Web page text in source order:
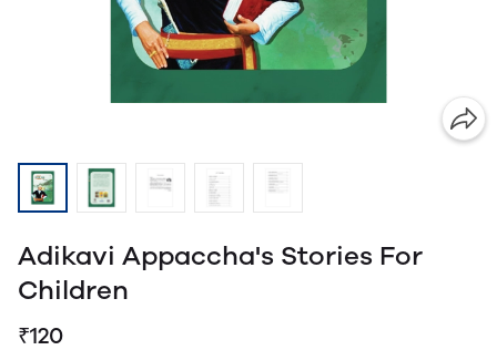
Adikavi Appaccha's Stories For
Children
₹120